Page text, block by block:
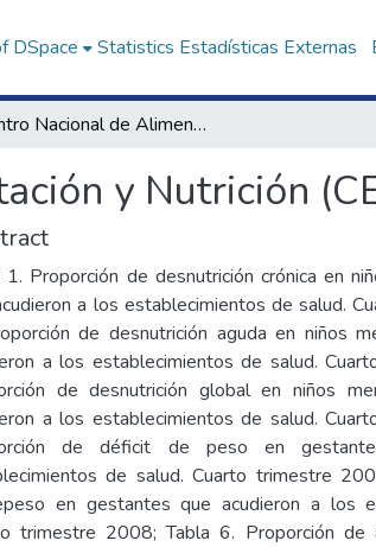
DSpace Statistics Estadísticas Externas
Centro Nacional de Alimentación y Nutrición (CENAN)
y Nutrición
1. Proporción de desnutrición crónica en
a los establecimientos de salud.
de desnutrición aguda en niños
a los establecimientos de salud.
de desnutrición global en niños
a los establecimientos de salud.
de déficit de peso en
de salud. Cuarto trimestre
en gestantes que acudieron a los
trimestre 2008; Tabla 6. Proporción de